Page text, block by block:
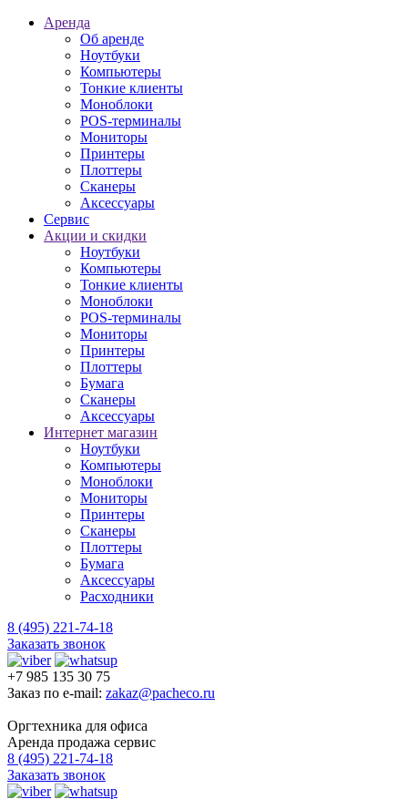
Аренда
Об аренде
Ноутбуки
Компьютеры
Тонкие клиенты
Моноблоки
POS-терминалы
Мониторы
Принтеры
Плоттеры
Сканеры
Аксессуары
Сервис
Акции и скидки
Ноутбуки
Компьютеры
Тонкие клиенты
Моноблоки
POS-терминалы
Мониторы
Принтеры
Плоттеры
Бумага
Сканеры
Аксессуары
Интернет магазин
Ноутбуки
Компьютеры
Моноблоки
Мониторы
Принтеры
Сканеры
Плоттеры
Бумага
Аксессуары
Расходники
8 (495) 221-74-18
Заказать звонок
+7 985 135 30 75
Заказ по e-mail: zakaz@pacheco.ru
Оргтехника для офиса
Аренда продажа сервис
8 (495) 221-74-18
Заказать звонок